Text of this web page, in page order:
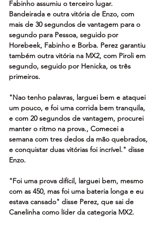
Fabinho assumiu o terceiro lugar.
Bandeirada e outra vitória de Enzo, com
mais de 30 segundos de vantagem para o
segundo para Pessoa, seguido por
Horebeek, Fabinho e Borba. Perez garantiu
também outra vitória na MX2, com Piroli em
segundo, seguido por Henicka, os três
primeiros.
"Nao tenho palavras, larguei bem e ataquei
um pouco, e foi uma corrida bem tranquila,
e com 20 segundos de vantagem, procurei
manter o ritmo na prova., Comecei a
semana com tres dedos da mão quebrados,
e conquistar duas vitórias foi incrível." disse
Enzo.
"Foi uma prova difícil, larguei bem, mesmo
com as 450, mas foi uma bateria longa e eu
estava cansado" disse Perez, que sai de
Canelinha como líder da categoria MX2.